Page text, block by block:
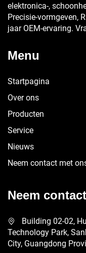
elektronica-,
Precisie-vormgeven,
jaar OEM-ervaring.
Menu
Startpagina
Over ons
Producten
Service
Nieuws
Neem contact met
Neem
Building 02-02,
Technology Park,
City, Guangdong